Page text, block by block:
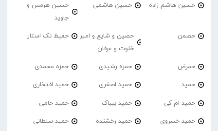
حسین هاشم زاده حسین هاشمی
حسین هرمس و
جاوید
حصمن
حصین و شایع و امیر
خلوت و عرفان
حفیظ تک استار
حمرض حمزه رشیدی حمزه محمدی
حمید حمید اصغری حمید افتخاری
حمید ام کی حمید بیباک حمید حامی
حمید خسروی حمید رخشنده حمید سلطانی